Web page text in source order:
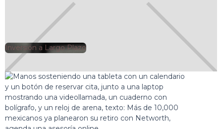
Jorge Gutiérrez
Inversión a Largo Plazo